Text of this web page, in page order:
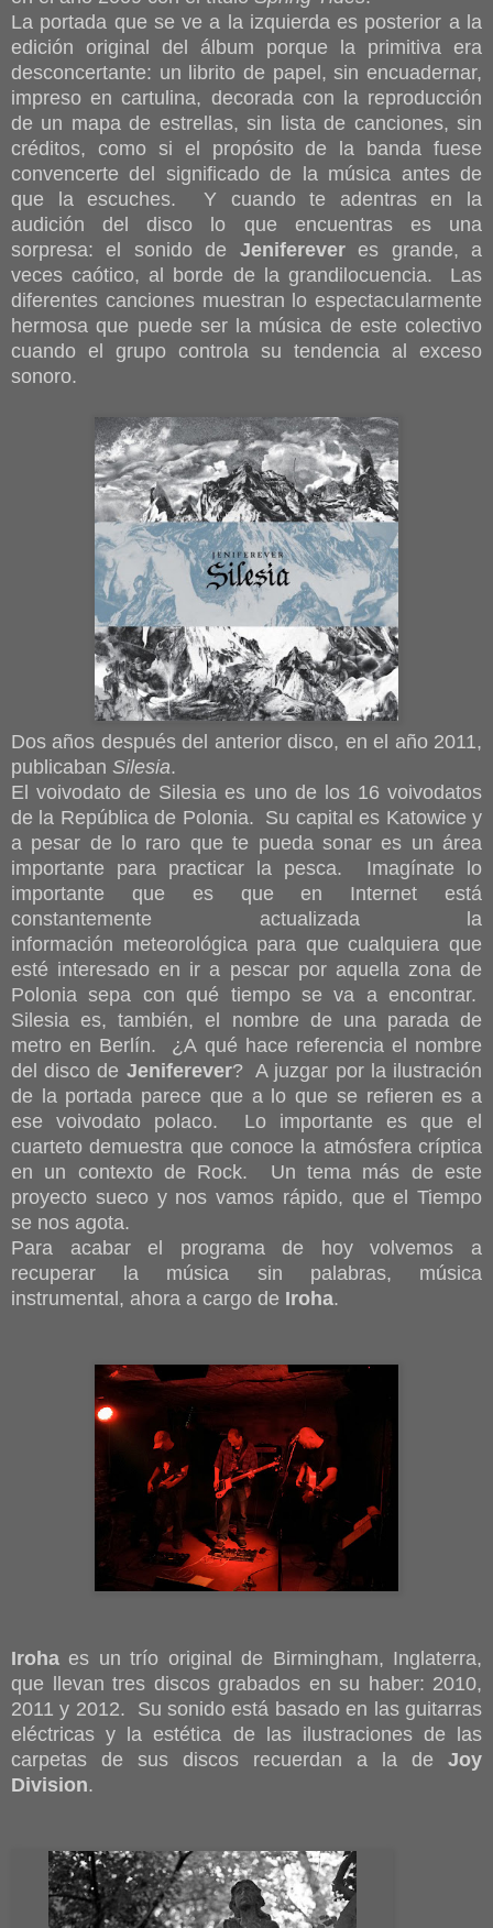
La portada que se ve a la izquierda es posterior a la
edición original del álbum porque la primitiva era
desconcertante: un librito de papel, sin encuadernar,
impreso en cartulina, decorada con la reproducción
de un mapa de estrellas, sin lista de canciones, sin
créditos, como si el propósito de la banda fuese
convencerte del significado de la música antes de
que la escuches. Y cuando te adentras en la
audición del disco lo que encuentras es una
sorpresa: el sonido de Jenifereveres grande, a
veces caótico, al borde de la grandilocuencia. Las
diferentes canciones muestran lo espectacularmente
hermosa que puede ser la música de este colectivo
cuando el grupo controla su tendencia al exceso
sonoro.
Dos años después del anterior disco, en el año 2011,
publicaban Silesia.
El voivodato de Silesia es uno de los 16 voivodatos
de la República de Polonia. Su capital es Katowice y
a pesar de lo raro que te pueda sonar es un área
importante para practicar la pesca. Imagínate lo
importante que es que en Internet está
constantemente actualizada la
información meteorológica para que cualquiera que
esté interesado en ir a pescar por aquella zona de
Polonia sepa con qué tiempo se va a encontrar.
Silesia es, también, el nombre de una parada de
metro en Berlín. ¿A qué hace referencia el nombre
del disco de Jeniferever? A juzgar por la ilustración
de la portada parece que a lo que se refieren es a
ese voivodato polaco. Lo importante es que el
cuarteto demuestra que conoce la atmósfera críptica
en un contexto de Rock. Un tema más de este
proyecto sueco y nos vamos rápido, que el Tiempo
se nos agota.
Para acabar el programa de hoy volvemos a
recuperar la música sin palabras, música
instrumental, ahora a cargo de Iroha.
Iroha es un trío original de Birmingham, Inglaterra,
que llevan tres discos grabados en su haber: 2010,
2011 y 2012. Su sonido está basado en las guitarras
eléctricas y la estética de las ilustraciones de las
carpetas de sus discos recuerdan a la de Joy
Division.